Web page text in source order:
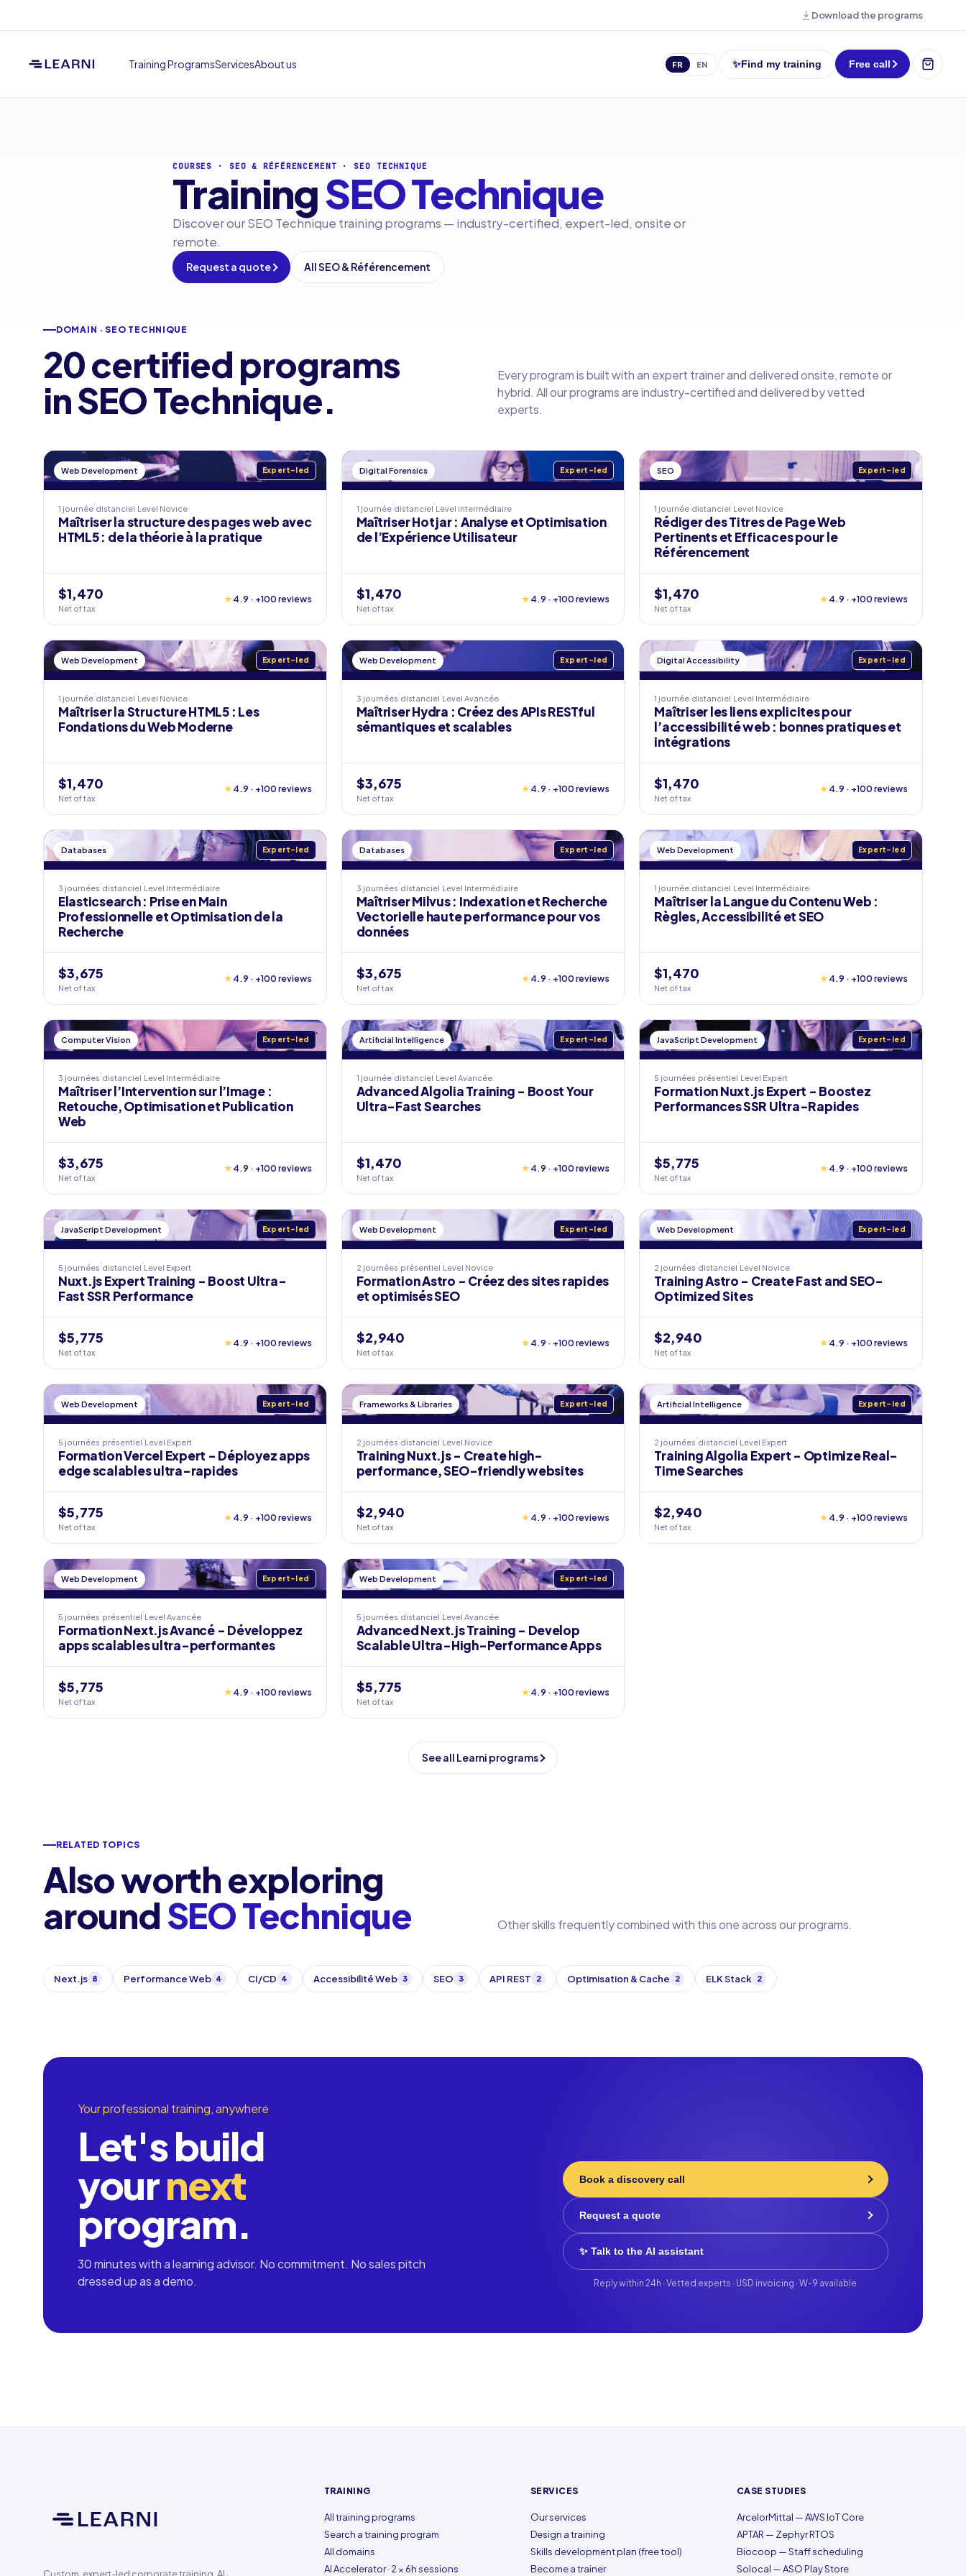
Download the programs
Training ProgramsServicesAbout us FR EN ✨Find my training Free call
COURSES · SEO & RÉFÉRENCEMENT ·SEO TECHNIQUE
TrainingSEO Technique
Discover our SEO Technique training programs — industry-certified, expert-led, onsite or
remote.
Request a quote All SEO & Référencement
DOMAIN · SEO TECHNIQUE
20 certified programs
in SEO Technique.
Every program is built with an expert trainer and delivered onsite, remote or
hybrid. All our programs are industry-certified and delivered by vetted
experts.
Web Development Expert-led
1 journée distanciel Level Novice
Maîtriser la structure des pages web avec
HTML5 : de la théorie à la pratique
$1,470
Net of tax
★ 4.9 · +100 reviews
Digital Forensics Expert-led
1 journée distanciel Level Intermédiaire
Maîtriser Hotjar : Analyse et Optimisation
de l’Expérience Utilisateur
$1,470
Net of tax
★ 4.9 · +100 reviews
SEO Expert-led
1 journée distanciel Level Novice
Rédiger des Titres de Page Web
Pertinents et Efficaces pour le
Référencement
$1,470
Net of tax
★ 4.9 · +100 reviews
Web Development Expert-led
1 journée distanciel Level Novice
Maîtriser la Structure HTML5 : Les
Fondations du Web Moderne
$1,470
Net of tax
★ 4.9 · +100 reviews
Web Development Expert-led
3 journées distanciel Level Avancée
Maîtriser Hydra : Créez des APIs RESTful
sémantiques et scalables
$3,675
Net of tax
★ 4.9 · +100 reviews
Digital Accessibility Expert-led
1 journée distanciel Level Intermédiaire
Maîtriser les liens explicites pour
l’accessibilité web : bonnes pratiques et
intégrations
$1,470
Net of tax
★ 4.9 · +100 reviews
Databases Expert-led
3 journées distanciel Level Intermédiaire
Elasticsearch : Prise en Main
Professionnelle et Optimisation de la
Recherche
$3,675
Net of tax
★ 4.9 · +100 reviews
Databases Expert-led
3 journées distanciel Level Intermédiaire
Maîtriser Milvus : Indexation et Recherche
Vectorielle haute performance pour vos
données
$3,675
Net of tax
★ 4.9 · +100 reviews
Web Development Expert-led
1 journée distanciel Level Intermédiaire
Maîtriser la Langue du Contenu Web :
Règles, Accessibilité et SEO
$1,470
Net of tax
★ 4.9 · +100 reviews
Computer Vision Expert-led
3 journées distanciel Level Intermédiaire
Maîtriser l’Intervention sur l’Image :
Retouche, Optimisation et Publication
Web
$3,675
Net of tax
★ 4.9 · +100 reviews
Artificial Intelligence Expert-led
1 journée distanciel Level Avancée
Advanced Algolia Training - Boost Your
Ultra-Fast Searches
$1,470
Net of tax
★ 4.9 · +100 reviews
JavaScript Development Expert-led
5 journées présentiel Level Expert
Formation Nuxt.js Expert - Boostez
Performances SSR Ultra-Rapides
$5,775
Net of tax
★ 4.9 · +100 reviews
JavaScript Development Expert-led
5 journées distanciel Level Expert
Nuxt.js Expert Training - Boost Ultra-
Fast SSR Performance
$5,775
Net of tax
★ 4.9 · +100 reviews
Web Development Expert-led
2 journées présentiel Level Novice
Formation Astro - Créez des sites rapides
et optimisés SEO
$2,940
Net of tax
★ 4.9 · +100 reviews
Web Development Expert-led
2 journées distanciel Level Novice
Training Astro - Create Fast and SEO-
Optimized Sites
$2,940
Net of tax
★ 4.9 · +100 reviews
Web Development Expert-led
5 journées présentiel Level Expert
Formation Vercel Expert - Déployez apps
edge scalables ultra-rapides
$5,775
Net of tax
★ 4.9 · +100 reviews
Frameworks & Libraries Expert-led
2 journées distanciel Level Novice
Training Nuxt.js - Create high-
performance, SEO-friendly websites
$2,940
Net of tax
★ 4.9 · +100 reviews
Artificial Intelligence Expert-led
2 journées distanciel Level Expert
Training Algolia Expert - Optimize Real-
Time Searches
$2,940
Net of tax
★ 4.9 · +100 reviews
Web Development Expert-led
5 journées présentiel Level Avancée
Formation Next.js Avancé - Développez
apps scalables ultra-performantes
$5,775
Net of tax
★ 4.9 · +100 reviews
Web Development Expert-led
5 journées distanciel Level Avancée
Advanced Next.js Training - Develop
Scalable Ultra-High-Performance Apps
$5,775
Net of tax
★ 4.9 · +100 reviews
See all Learni programs
RELATED TOPICS
Also worth exploring
aroundSEO Technique Other skills frequently combined with this one across our programs.
Next.js 8 Performance Web 4 CI/CD 4 Accessibilité Web 3 SEO 3 API REST 2 Optimisation & Cache 2 ELK Stack 2
Your professional training, anywhere
Let's build
yournext
program.
30 minutes with a learning advisor. No commitment. No sales pitch
dressed up as a demo.
Book a discovery call
Request a quote
✨ Talk to the AI assistant
Reply within 24h · Vetted experts · USD invoicing · W-9 available
TRAINING
All training programs
Search a training program
All domains
AI Accelerator · 2 × 6h sessions
SERVICES
Our services
Design a training
Skills development plan (free tool)
Become a trainer
CASE STUDIES
ArcelorMittal — AWS IoT Core
APTAR — Zephyr RTOS
Biocoop — Staff scheduling
Solocal — ASO Play Store